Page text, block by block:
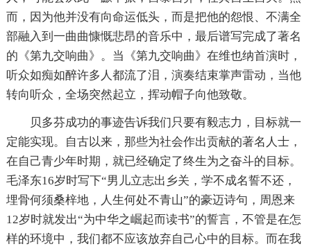
而，因为他并没有向命运低头，而是把他的怨恨、不满全
部融入到一曲曲慷慨悲昂的音乐中，最后谱写完成了著名
的《第九交响曲》。当《第九交响曲》在维也纳首演时，
听众如痴如醉许多人都流了泪，演奏结束掌声雷动，当他
转向听众，全场突然起立，挥动帽子向他致敬。
贝多芬成功的事迹告诉我们只要有毅志力，目标就一
定能实现。自古以来，那些为社会作出贡献的著名人士，
在自己青少年时期，就已经确定了终生为之奋斗的目标。
毛泽东16岁时写下“男儿立志出乡关，学不成名誓不还，
埋骨何须桑梓地，人生何处不青山”的豪迈诗句，周恩来
12岁时就发出“为中华之崛起而读书”的誓言，不管是在怎
样的环境中，我们都不应该放弃自己心中的目标。而在我